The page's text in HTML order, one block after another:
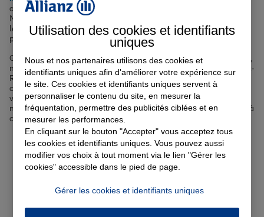
ainsi que vos projets immobiliers avec notre
Nos agents expérimentés sont à votre écoute pour vous guider vers
les garanties les plus pertinentes en fonction de votre situation
personnelle.
Que vous soyez un jeune actif, une famille, un senior ou un étudiant,
nous avons la solution d' assurancequ'il vous faut à Saint-Just-Saint-
Rambert. Nous mettons un point d'honneur à vous proposer des
contrats flexibles et évolutifs, qui s'adaptent aux changements de
votre vie : déménagement, arrivée d'un enfant, acquisition d'un
nouveau véhicule... Avec nous, vous êtes certain d'être bien couvert à
chaque instant.
Votre assurance auto, moto
ou scooter à Saint-Just-Saint-
Rambert
Utilisation des cookies et identifiants
uniques
Nous et nos partenaires utilisons des cookies et
identifiants uniques afin d'améliorer votre expérience sur
le site. Ces cookies et identifiants uniques servent à
personnaliser le contenu du site, en mesurer la
fréquentation, permettre des publicités ciblées et en
mesurer les performances.
En cliquant sur le bouton "Accepter" vous acceptez tous
les cookies et identifiants uniques. Vous pouvez aussi
modifier vos choix à tout moment via le lien "Gérer les
cookies" accessible dans le pied de page.
Gérer les cookies et identifiants uniques